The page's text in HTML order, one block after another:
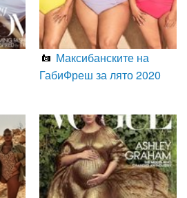
Максибанските на
ГабиФреш за лято 2020